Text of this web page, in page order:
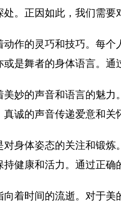
。正因如此，我们需要
动作的灵巧和技巧。每
或是舞者的身体语言。通
美妙的声音和语言的魅
诚的声音传递爱意和关
对身体姿态的关注和锻
持健康和活力。通过正确
向着时间的流逝。对于